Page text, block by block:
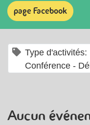
page Facebook
Type d'activités:
Conférence -
Aucun